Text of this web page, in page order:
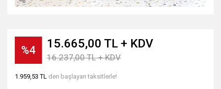
%4 15.665,00 TL + KDV
16.237,00 TL + KDV
1.959,53 TL den başlayan taksitlerle!